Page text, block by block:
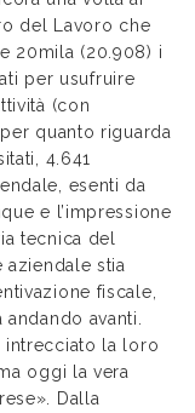
del Lavoro che
20mila (20.908) i
per usufruire
(con
quanto riguarda
4.641
esenti da
e l’impressione
tecnica del
stia
fiscale,
avanti.
intrecciato la loro
oggi la vera
Dalla